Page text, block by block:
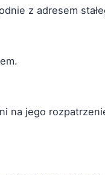
z adresem
na jego